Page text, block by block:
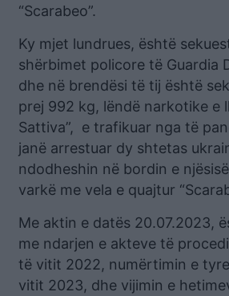
“Scarabeo”.
Ky mjet lundrues, është
shërbimet policore të Guardia
dhe në brendësi të tij është
prej 992 kg, lëndë narkotike e
Sattiva”, e trafikuar nga të
janë arrestuar dy shtetas
ndodheshin në bordin e
varkë me vela e quajtur
Me aktin e datës 20.07.2023,
me ndarjen e akteve të
të vitit 2022, numërtimin e
vitit 2023, dhe vijimin e